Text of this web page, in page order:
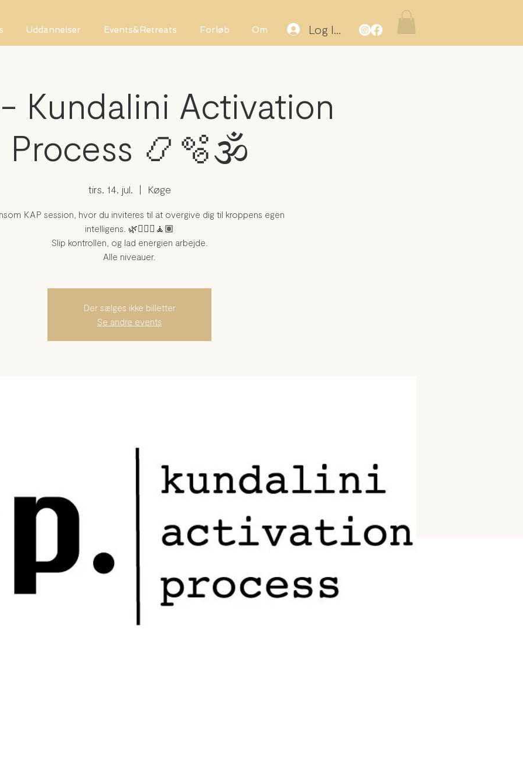
Uddannelser Events&Retreats Forløb Om Log Ind
Kundalini Activation
Process 📿🫧🕉️
tirs. 14. jul.
  |
Køge
KAP session, hvor du inviteres til at overgive dig til kroppens egen
intelligens. 🌿🧘🏼‍♀️🧘🏽
Slip kontrollen, og lad energien arbejde.
Alle niveauer.
Der sælges ikke billetter
Se andre events